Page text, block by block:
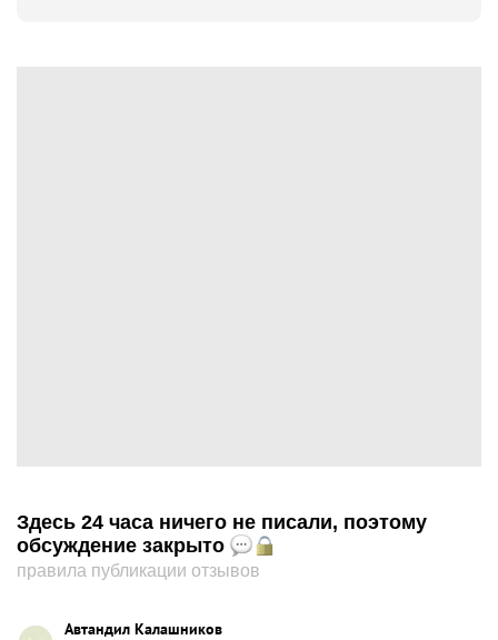
Здесь 24 часа ничего не писали, поэтому
обсуждение закрыто
правила публикации отзывов
Автандил Калашников